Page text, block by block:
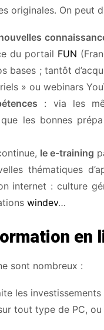
originales. On peut
du portail FUN
bases ; tantôt
» ou webinars
: via les
les bonnes
le e-training
thématiques
internet : culture
windev…
en
sont nombreux :
les
tout type de PC,